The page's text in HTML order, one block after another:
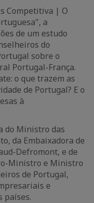
Competitiva | O
a
de um estudo
do
sobre o
Portugal-França.
o que trazem as
de Portugal? E o
à
do Ministro das
da Embaixadora de
Defromont, e de
Ministro e Ministro
de Portugal,
e
países.